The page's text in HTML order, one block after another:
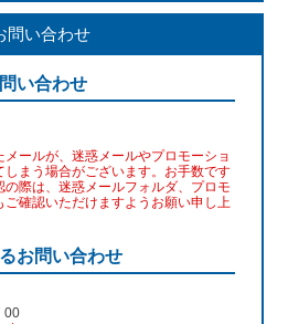
問い合わせ
い合わせ
ールが、迷惑メールやプロモーショ
しまう場合がございます。お手数です
際は、迷惑メールフォルダ、プロモ
ご確認いただけますようお願い申し上
お問い合わせ
00